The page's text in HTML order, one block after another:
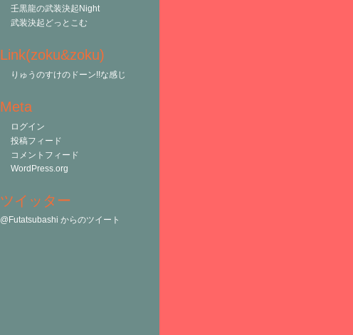
壬黒龍の武装決起Night
武装決起どっとこむ
Link(zoku&zoku)
りゅうのすけのドーン!!な感じ
Meta
ログイン
投稿フィード
コメントフィード
WordPress.org
ツイッター
@Futatsubashi からのツイート